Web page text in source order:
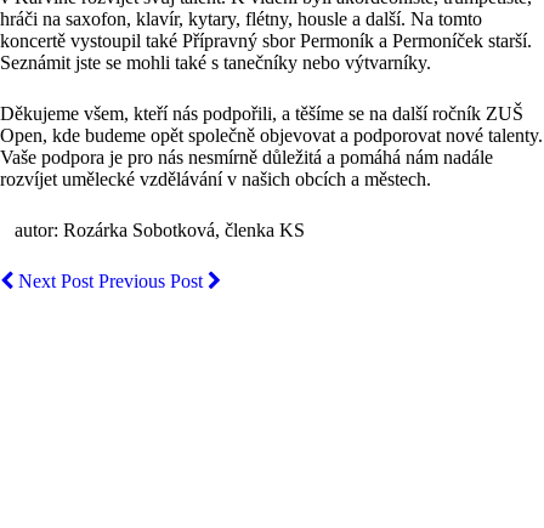
hráči na saxofon, klavír, kytary, flétny, housle a další. Na tomto
koncertě vystoupil také Přípravný sbor Permoník a Permoníček starší.
Seznámit jste se mohli také s tanečníky nebo výtvarníky.
Děkujeme všem, kteří nás podpořili, a těšíme se na další ročník ZUŠ
Open, kde budeme opět společně objevovat a podporovat nové talenty.
Vaše podpora je pro nás nesmírně důležitá a pomáhá nám nadále
rozvíjet umělecké vzdělávání v našich obcích a městech.
autor: Rozárka Sobotková, členka KS
Next Post Previous Post